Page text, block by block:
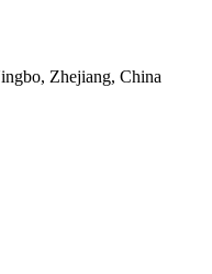
Zhejiang, China